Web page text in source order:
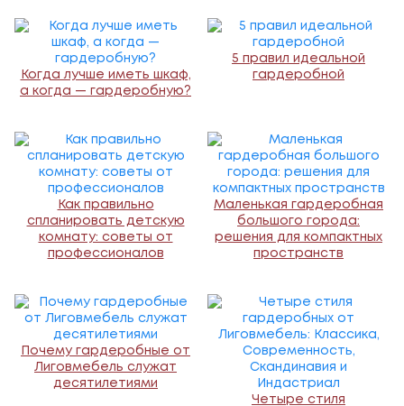
Когда лучше иметь шкаф,
а когда — гардеробную?
5 правил идеальной
гардеробной
Как правильно
спланировать детскую
комнату: советы от
профессионалов
Маленькая гардеробная
большого города:
решения для компактных
пространств
Почему гардеробные от
Лиговмебель служат
десятилетиями
Четыре стиля